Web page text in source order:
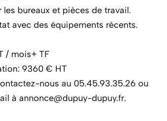
bureaux et pièces de travail.
avec des équipements récents.
/ mois+ TF
9360 € HT
nous au 05.45.93.35.26 ou
à annonce@dupuy-dupuy.fr.